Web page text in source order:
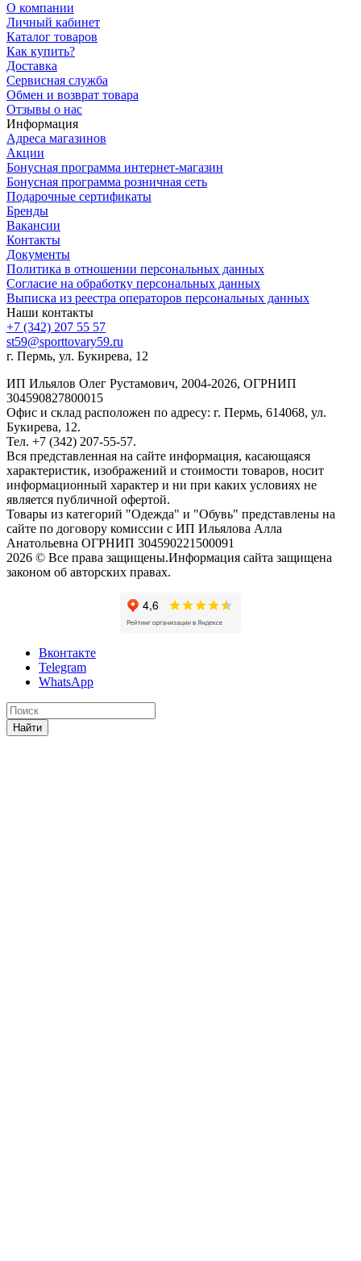
О компании
Личный кабинет
Каталог товаров
Как купить?
Доставка
Сервисная служба
Обмен и возврат товара
Отзывы о нас
Информация
Адреса магазинов
Акции
Бонусная программа интернет-магазин
Бонусная программа розничная сеть
Подарочные сертификаты
Бренды
Вакансии
Контакты
Документы
Политика в отношении персональных данных
Согласие на обработку персональных данных
Выписка из реестра операторов персональных данных
Наши контакты
+7 (342) 207 55 57
st59@sporttovary59.ru
г. Пермь, ул. Букирева, 12
ИП Ильялов Олег Рустамович, 2004-2026, ОГРНИП
304590827800015
Офис и склад расположен по адресу: г. Пермь, 614068, ул.
Букирева, 12.
Тел. +7 (342) 207-55-57.
Вся представленная на сайте информация, касающаяся
характеристик, изображений и стоимости товаров, носит
информационный характер и ни при каких условиях не
является публичной офертой.
Товары из категорий "Одежда" и "Обувь" представлены на
сайте по договору комиссии с ИП Ильялова Алла
Анатольевна ОГРНИП 304590221500091
2026 © Все права защищены.Информация сайта защищена
законом об авторских правах.
Вконтакте
Telegram
WhatsApp
Найти